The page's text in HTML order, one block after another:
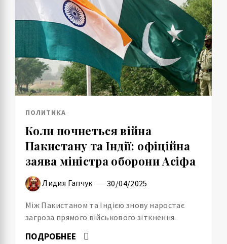
ПОЛИТИКА
Коли почнеться війна
Пакистану та Індії: офіційна
заява міністра оборони Асіфа
Лидия Гапчук 30/04/2025
Між Пакистаном та Індією знову наростає
загроза прямого військового зіткнення.
ПОДРОБНЕЕ